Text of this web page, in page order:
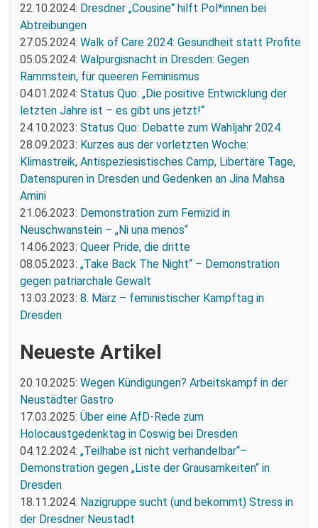
22.10.2024: Dresdner „Cousine“ hilft Pol*innen bei
Abtreibungen
27.05.2024: Walk of Care 2024: Gesundheit statt Profite
05.05.2024: Walpurgisnacht in Dresden: Gegen
Rammstein, für queeren Feminismus
04.01.2024: Status Quo: „Die positive Entwicklung der
letzten Jahre ist – es gibt uns jetzt!“
24.10.2023: Status Quo: Debatte zum Wahljahr 2024
28.09.2023: Kurzes aus der vorletzten Woche:
Klimastreik, Antispeziesistisches Camp, Libertäre Tage,
Datenspuren in Dresden und Gedenken an Jina Mahsa
Amini
21.06.2023: Demonstration zum Femizid in
Neuschwanstein – „Ni una menos“
14.06.2023: Queer Pride, die dritte
08.05.2023: „Take Back The Night“ – Demonstration
gegen patriarchale Gewalt
13.03.2023: 8. März – feministischer Kampftag in
Dresden
Neueste Artikel
20.10.2025: Wegen Kündigungen? Arbeitskampf in der
Neustädter Gastro
17.03.2025: Über eine AfD-Rede zum
Holocaustgedenktag in Coswig bei Dresden
04.12.2024: „Teilhabe ist nicht verhandelbar“–
Demonstration gegen „Liste der Grausamkeiten“ in
Dresden
18.11.2024: Nazigruppe sucht (und bekommt) Stress in
der Dresdner Neustadt